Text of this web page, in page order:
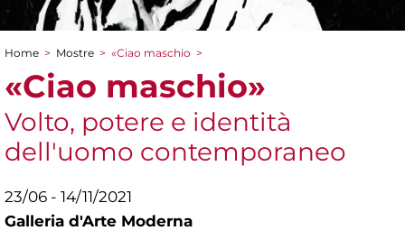
Tu sei qui
Home > Mostre > «Ciao maschio >
«Ciao maschio»
Volto, potere e identità
dell'uomo contemporaneo
23/06 - 14/11/2021
Galleria d'Arte Moderna